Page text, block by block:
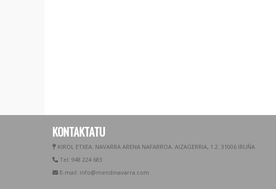
KONTAKTATU
KIROL ETXEA. NAVARRA ARENA NAFARROA. AIZAGERRIA, 1 2. 31006 IRUÑA
Tel: 948 224 683
E-mail: info@mendinavarra.com